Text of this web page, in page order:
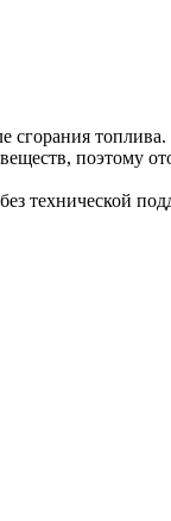
сгорания топлива.
поэтому
технической